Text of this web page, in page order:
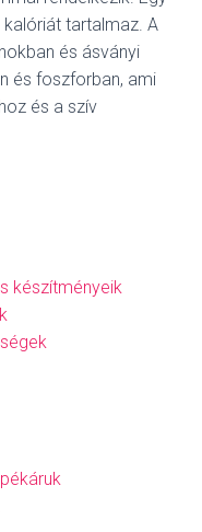
tartalmaz. A
és ásványi
és foszforban, ami
és a szív
készítményeik